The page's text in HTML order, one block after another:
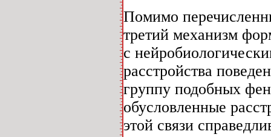
Помимо
третий механизм
с
расстройства
группу подобных
обусловленные
этой связи